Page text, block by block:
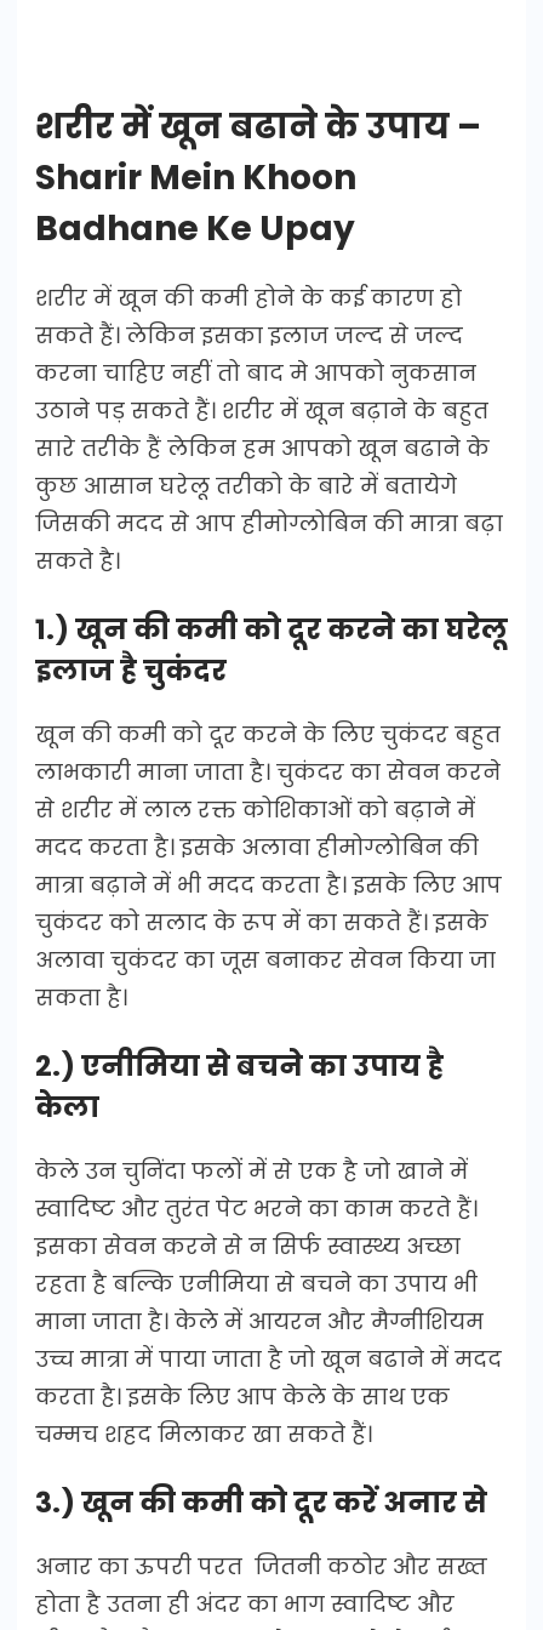
शरीर में खून बढाने के उपाय –
Sharir Mein Khoon
Badhane Ke Upay
शरीर में खून की कमी होने के कई कारण हो
सकते हैं। लेकिन इसका इलाज जल्द से जल्द
करना चाहिए नहीं तो बाद मे आपको नुकसान
उठाने पड़ सकते हैं। शरीर में खून बढ़ाने के बहुत
सारे तरीके हैं लेकिन हम आपको खून बढाने के
कुछ आसान घरेलू तरीको के बारे में बतायेगे
जिसकी मदद से आप हीमोग्लोबिन की मात्रा बढ़ा
सकते है।
1.) खून की कमी को दूर करने का घरेलू
इलाज है चुकंदर
खून की कमी को दूर करने के लिए चुकंदर बहुत
लाभकारी माना जाता है। चुकंदर का सेवन करने
से शरीर में लाल रक्त कोशिकाओं को बढ़ाने में
मदद करता है। इसके अलावा हीमोग्लोबिन की
मात्रा बढ़ाने में भी मदद करता है। इसके लिए आप
चुकंदर को सलाद के रूप में का सकते हैं। इसके
अलावा चुकंदर का जूस बनाकर सेवन किया जा
सकता है।
2.) एनीमिया से बचने का उपाय है
केला
केले उन चुनिंदा फलों में से एक है जो खाने में
स्वादिष्ट और तुरंत पेट भरने का काम करते हैं।
इसका सेवन करने से न सिर्फ स्वास्थ्य अच्छा
रहता है बल्कि एनीमिया से बचने का उपाय भी
माना जाता है। केले में आयरन और मैग्नीशियम
उच्च मात्रा में पाया जाता है जो खून बढाने में मदद
करता है। इसके लिए आप केले के साथ एक
चम्मच शहद मिलाकर खा सकते हैं।
3.) खून की कमी को दूर करें अनार से
अनार का ऊपरी परत जितनी कठोर और सख्त
होता है उतना ही अंदर का भाग स्वादिष्ट और